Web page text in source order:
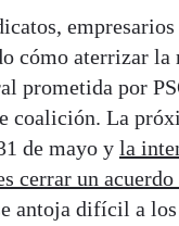
cómo aterrizar la
prometida por
coalición. La
de mayo y la
cerrar un acuerdo
antoja difícil a los